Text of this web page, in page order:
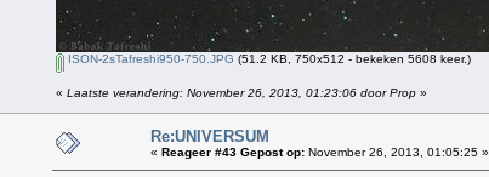
ISON-2sTafreshi950-750.JPG (51.2 KB, 750x512 - bekeken 5608 keer.)
« Laatste verandering: November 26, 2013, 01:23:06 door Prop »
Re:UNIVERSUM
« Reageer #43 Gepost op: November 26, 2013, 01:05:25 »